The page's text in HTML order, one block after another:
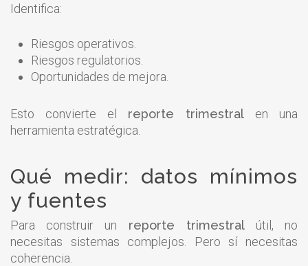
Identifica:
Riesgos operativos.
Riesgos regulatorios.
Oportunidades de mejora.
Esto convierte el reporte trimestral en una
herramienta estratégica.
Qué medir: datos mínimos
y fuentes
Para construir un reporte trimestralútil, no
necesitas sistemas complejos. Pero sí necesitas
coherencia.